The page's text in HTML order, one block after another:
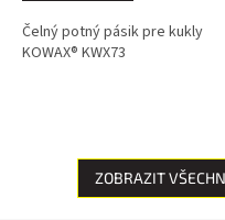
Čelný potný pásik pre kukly
KOWAX® KWX73
ZOBRAZIT